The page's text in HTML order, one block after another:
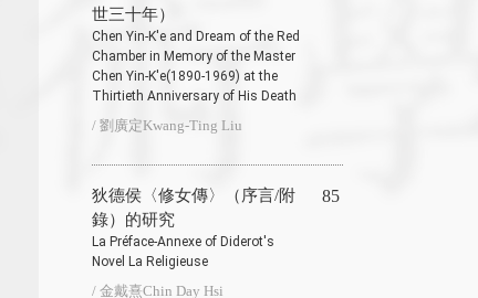
世三十年）
Chen Yin-K'e and Dream of the Red
Chamber in Memory of the Master
Chen Yin-K'e(1890-1969) at the
Thirtieth Anniversary of His Death
/ 劉廣定Kwang-Ting Liu
狄德侯〈修女傳〉（序言/附
錄）的研究
La Préface-Annexe of Diderot's
Novel La Religieuse
/ 金戴熹Chin Day Hsi
85